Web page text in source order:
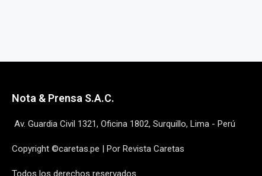
Nota & Prensa S.A.C.
Av. Guardia Civil 1321, Oficina 1802, Surquillo, Lima - Perú
Copyright ©caretas.pe | Por Revista Caretas
Todos los derechos reservados